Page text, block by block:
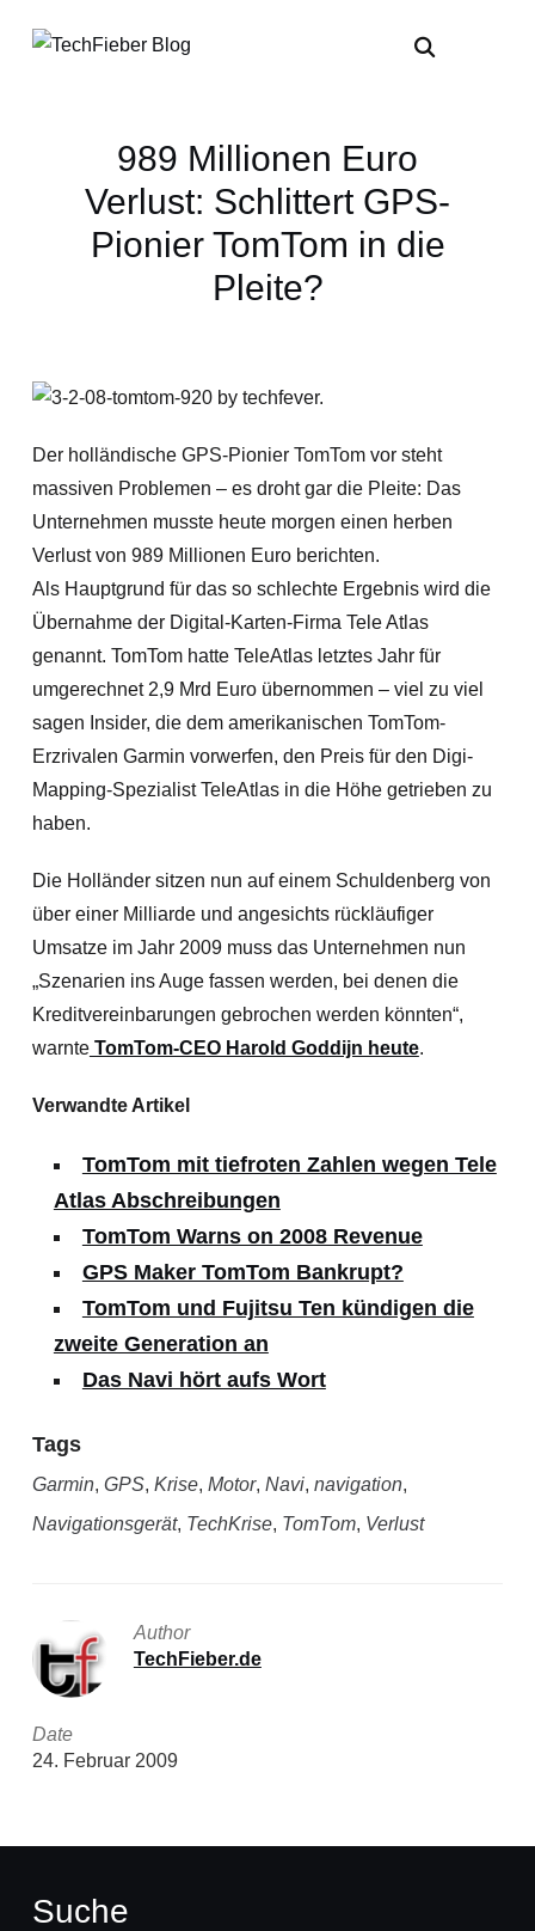
989 Millionen Euro
Verlust: Schlittert GPS-
Pionier TomTom in die
Pleite?
Der holländische GPS-Pionier TomTom vor steht
massiven Problemen – es droht gar die Pleite: Das
Unternehmen musste heute morgen einen herben
Verlust von 989 Millionen Euro berichten.
Als Hauptgrund für das so schlechte Ergebnis wird die
Übernahme der Digital-Karten-Firma Tele Atlas
genannt. TomTom hatte TeleAtlas letztes Jahr für
umgerechnet 2,9 Mrd Euro übernommen – viel zu viel
sagen Insider, die dem amerikanischen TomTom-
Erzrivalen Garmin vorwerfen, den Preis für den Digi-
Mapping-Spezialist TeleAtlas in die Höhe getrieben zu
haben.
Die Holländer sitzen nun auf einem Schuldenberg von
über einer Milliarde und angesichts rückläufiger
Umsatze im Jahr 2009 muss das Unternehmen nun
„Szenarien ins Auge fassen werden, bei denen die
Kreditvereinbarungen gebrochen werden könnten“,
warnteTomTom-CEO Harold Goddijn heute.
Verwandte Artikel
TomTom mit tiefroten Zahlen wegen Tele
Atlas Abschreibungen
TomTom Warns on 2008 Revenue
GPS Maker TomTom Bankrupt?
TomTom und Fujitsu Ten kündigen die
zweite Generation an
Das Navi hört aufs Wort
Tags
Garmin, GPS, Krise, Motor, Navi, navigation,
Navigationsgerät, TechKrise, TomTom, Verlust
Author
TechFieber.de
Date
24. Februar 2009
Suche